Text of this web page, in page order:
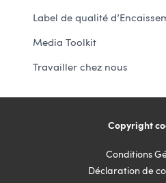
Label de qualité
Media Toolkit
Travailler chez nous
Copyright
Conditions
Déclaration de